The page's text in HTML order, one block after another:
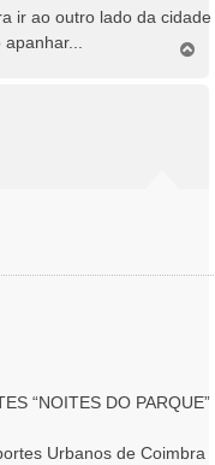
ir ao outro lado da cidade
apanhar...
“NOITES DO PARQUE”
Urbanos de Coimbra